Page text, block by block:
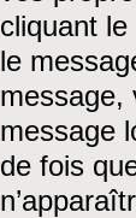
cliquant
le
message,
message
de fois